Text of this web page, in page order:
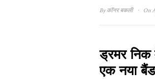
Byकॉनर बकली · On
ड्रमर
एक नया